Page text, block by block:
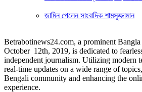
জামিন পেলেন সাংবাদিক শামসুজ্জামান
Betrabotinews24.com, a prominent
October 12th, 2019, is dedicated to
independent journalism. Utilizing modern
real-time updates on a wide range of
Bengali community and enhancing the
experience.